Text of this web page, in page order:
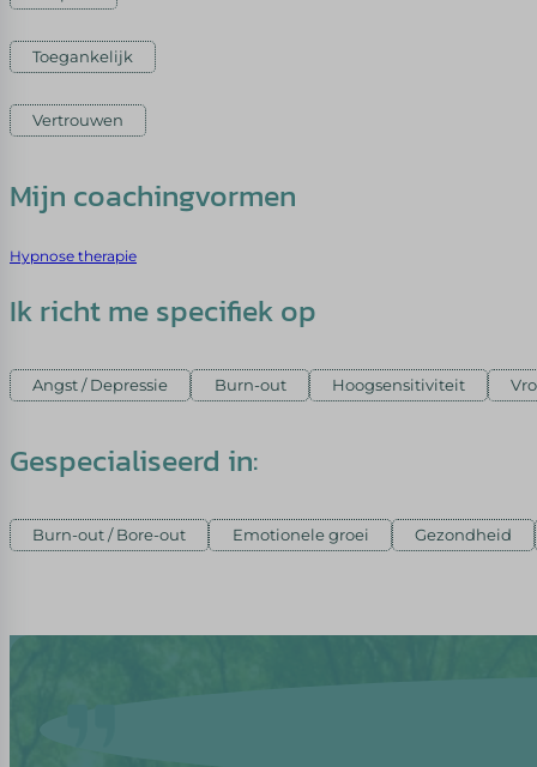
Toegankelijk
Vertrouwen
Mijn coachingvormen
Hypnose therapie
Ik richt me specifiek op
Angst / Depressie Burn-out Hoogsensitiviteit
Gespecialiseerd in:
Burn-out / Bore-out Emotionele groei Gezondheid